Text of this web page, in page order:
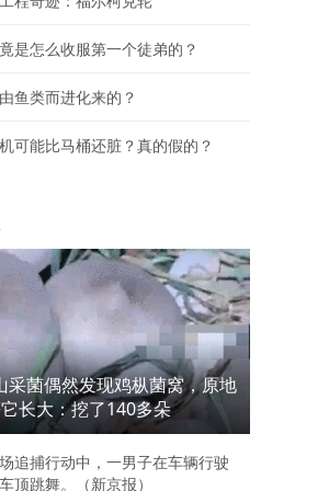
是怎么收服第一个徒弟的？
鱼类而进化来的？
可能比马桶还脏？真的假的？
采菌偶然发现鸡枞菌窝，原地
长大：挖了140多朵
追捕行动中，一男子在车辆行驶
顶跳舞。（新京报）